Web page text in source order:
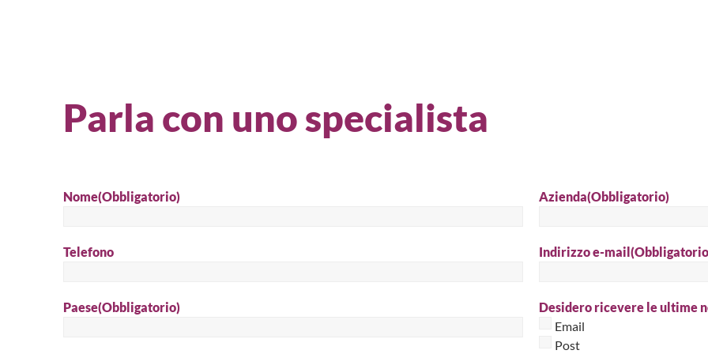
Parla con uno specialista
Nome(Obbligatorio) Azienda(Obbligatorio)
Telefono Indirizzo e-mail
Paese(Obbligatorio)
Desidero ricevere le ultime
Email
Post